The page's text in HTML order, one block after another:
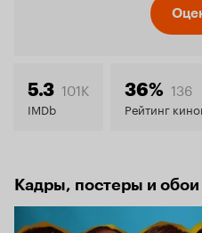
5.3 101K
IMDb
36% 136
Рейтинг
Кадры, постеры и обои